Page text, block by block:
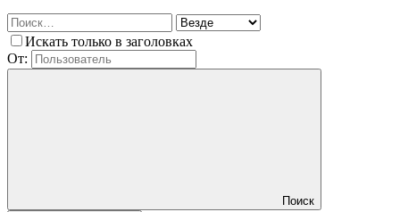
Искать только в заголовках
От:
Поиск